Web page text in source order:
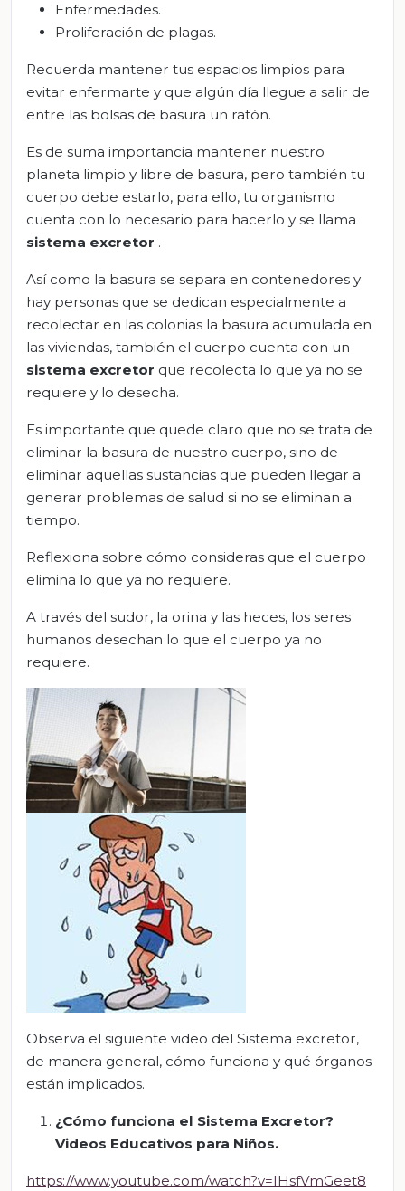
Enfermedades.
Proliferación de plagas.
Recuerda mantener tus espacios limpios para
evitar enfermarte y que algún día llegue a salir de
entre las bolsas de basura un ratón.
Es de suma importancia mantener nuestro
planeta limpio y libre de basura, pero también tu
cuerpo debe estarlo, para ello, tu organismo
cuenta con lo necesario para hacerlo y se llama
sistema excretor .
Así como la basura se separa en contenedores y
hay personas que se dedican especialmente a
recolectar en las colonias la basura acumulada en
las viviendas, también el cuerpo cuenta con un
sistema excretor que recolecta lo que ya no se
requiere y lo desecha.
Es importante que quede claro que no se trata de
eliminar la basura de nuestro cuerpo, sino de
eliminar aquellas sustancias que pueden llegar a
generar problemas de salud si no se eliminan a
tiempo.
Reflexiona sobre cómo consideras que el cuerpo
elimina lo que ya no requiere.
A través del sudor, la orina y las heces, los seres
humanos desechan lo que el cuerpo ya no
requiere.
Observa el siguiente video del Sistema excretor,
de manera general, cómo funciona y qué órganos
están implicados.
¿Cómo funciona el Sistema Excretor?
Videos Educativos para Niños.
https://www.youtube.com/watch?v=IHsfVmGeet8